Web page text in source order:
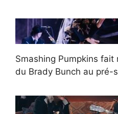
Smashing Pumpkins fait
du Brady Bunch au pré-